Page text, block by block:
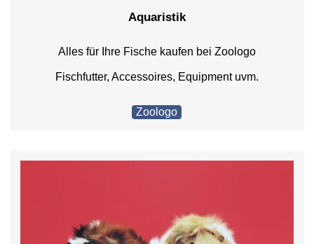
Aquaristik
Alles für Ihre Fische kaufen bei Zoologo
Fischfutter, Accessoires, Equipment uvm.
Zoologo